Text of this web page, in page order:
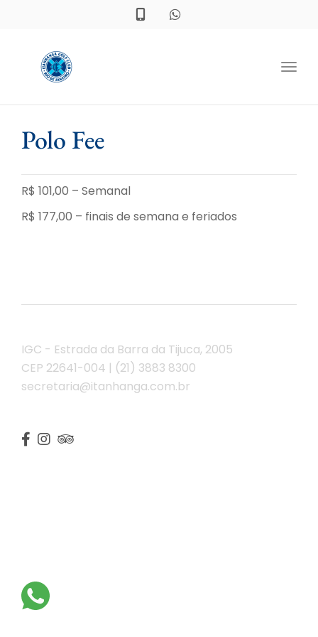
Polo Fee
R$ 101,00 – Semanal
R$ 177,00 – finais de semana e feriados
IGC - Estrada da Barra da Tijuca, 2005
CEP 22641-004 | (21) 3883 8300
secretaria@itanhanga.com.br